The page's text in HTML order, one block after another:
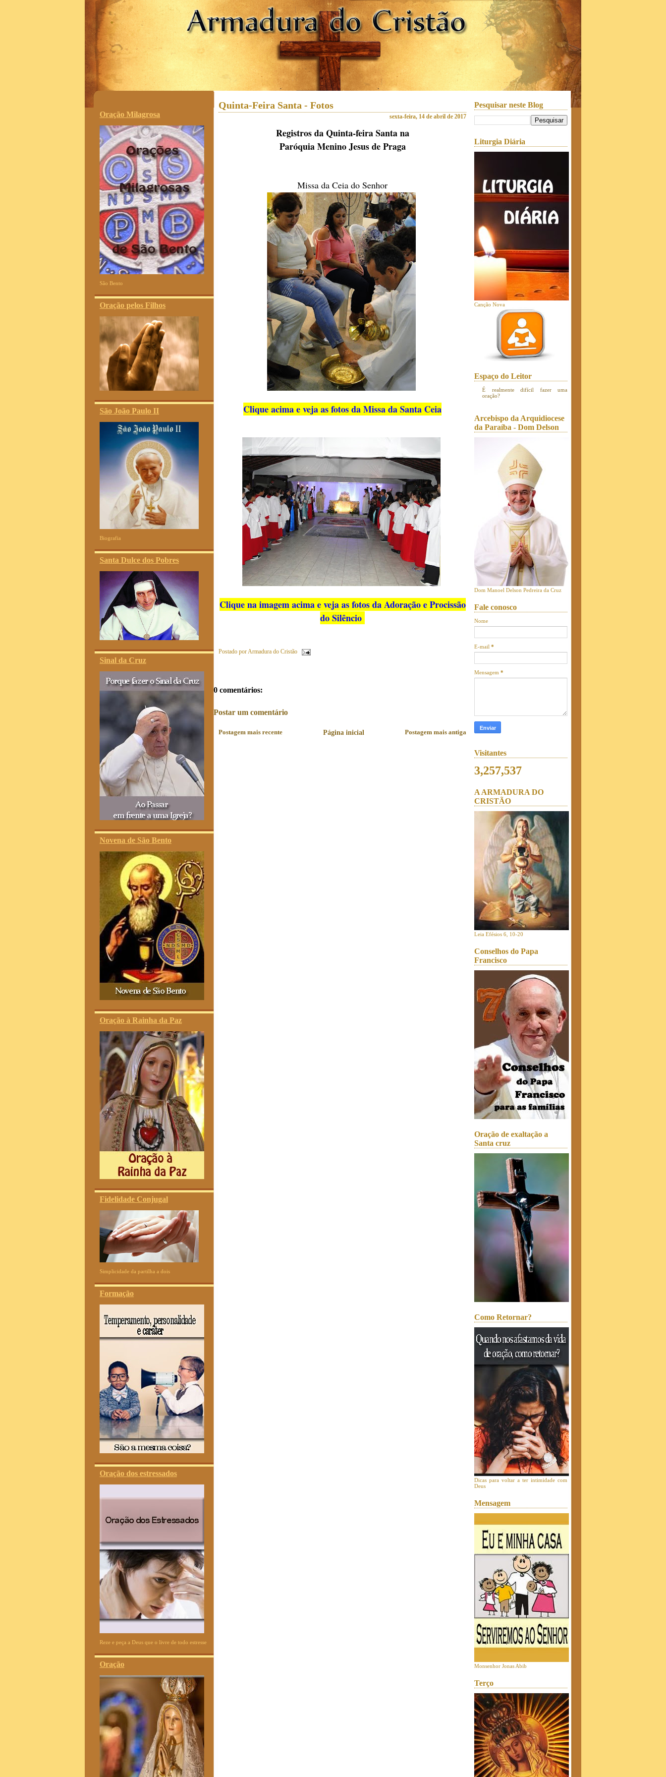
.
Oração Milagrosa
São Bento
Oração pelos Filhos
São João Paulo II
Biografia
Santa Dulce dos Pobres
Sinal da Cruz
Novena de São Bento
Oração à Rainha da Paz
Fidelidade Conjugal
Simplicidade da partilha a dois
Formação
Oração dos estressados
Reze e peça a Deus que o livre de todo estresse
Oração
Quinta-Feira Santa - Fotos
sexta-feira, 14 de abril de 2017
Registros da Quinta-feira Santa na
Paróquia Menino Jesus de Praga
Missa da Ceia do Senhor
Clique acima e veja as fotos da Missa da Santa Ceia
Clique na imagem acima e veja as fotos da Adoração e Procissão
do Silêncio
Postado porArmadura do Cristão
0 comentários:
Postar um comentário
Postagem mais recente Postagem mais antiga
Página inicial
Pesquisar neste Blog
Liturgia Diária
Canção Nova
Espaço do Leitor
É realmente difícil fazer uma
oração?
Arcebispo da Arquidiocese
da Paraíba - Dom Delson
Dom Manoel Delson Pedreira da Cruz
Fale conosco
Nome
E-mail *
Mensagem *
Visitantes
3,257,537
A ARMADURA DO
CRISTÃO
Leia Efésios 6, 10-20
Conselhos do Papa
Francisco
Oração de exaltação a
Santa cruz
Como Retornar?
Dicas para voltar a ter intimidade com
Deus
Mensagem
Monsenhor Jonas Abib
Terço